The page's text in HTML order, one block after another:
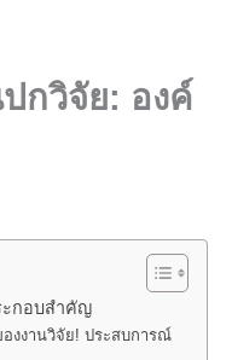
กวิจัย: องค์
ะกอบสำคัญ
งงานวิจัย! ประสบการณ์